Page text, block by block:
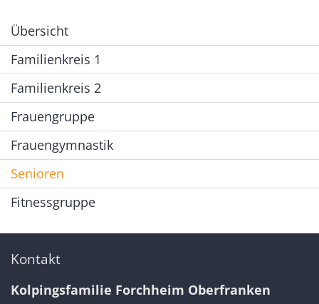
Übersicht
Familienkreis 1
Familienkreis 2
Frauengruppe
Frauengymnastik
Senioren
Fitnessgruppe
Kontakt
Kolpingsfamilie Forchheim Oberfranken